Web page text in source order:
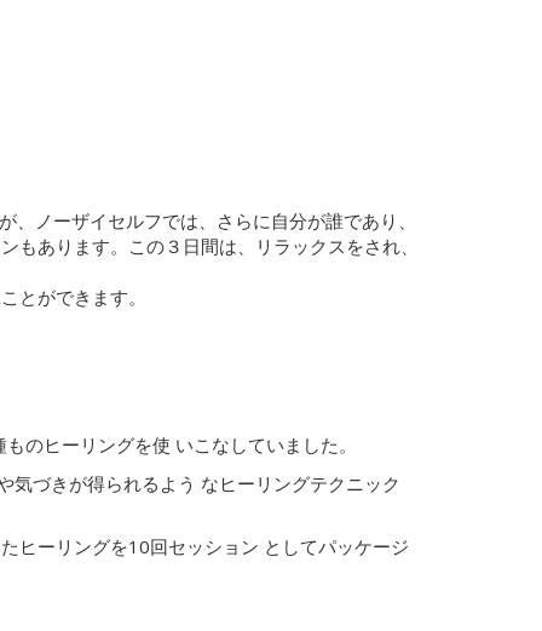
ノーザイセルフでは、さらに自分が誰であり、
あります。この３日間は、リラックスをされ、
とができます。
のヒーリングを使 いこなしていました。
づきが得られるよう なヒーリングテクニック
ヒーリングを10回セッション としてパッケージ